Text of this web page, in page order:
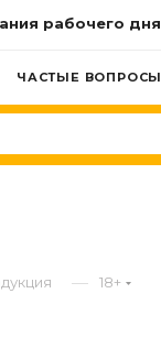
рабочего дня
ЧАСТЫЕ ВОПРОСЫ
— 18+